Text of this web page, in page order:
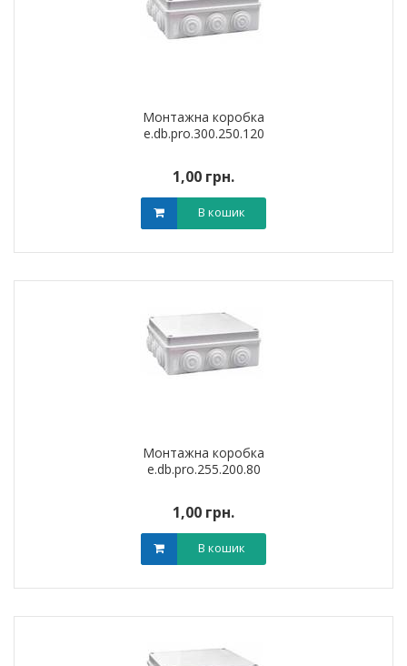
Монтажна коробка
e.db.pro.300.250.120
1,00 грн.
В кошик
Монтажна коробка
e.db.pro.255.200.80
1,00 грн.
В кошик